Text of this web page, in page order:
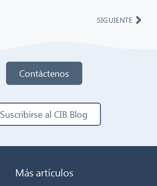
SIGUIENTE
Contáctenos
Suscribirse al CIB Blog
Más artículos